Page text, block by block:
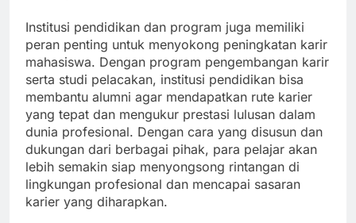
Institusi pendidikan dan program juga memiliki
peran penting untuk menyokong peningkatan karir
mahasiswa. Dengan program pengembangan karir
serta studi pelacakan, institusi pendidikan bisa
membantu alumni agar mendapatkan rute karier
yang tepat dan mengukur prestasi lulusan dalam
dunia profesional. Dengan cara yang disusun dan
dukungan dari berbagai pihak, para pelajar akan
lebih semakin siap menyongsong rintangan di
lingkungan profesional dan mencapai sasaran
karier yang diharapkan.